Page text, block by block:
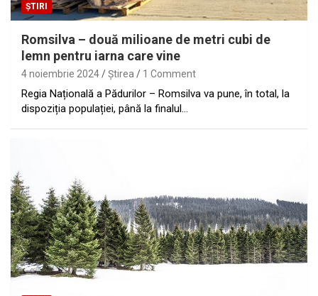
ȘTIRI
Romsilva – două milioane de metri cubi de
lemn pentru iarna care vine
4 noiembrie 2024 Ştirea 1 Comment
Regia Națională a Pădurilor – Romsilva va pune, în total, la
dispoziția populației, până la finalul…